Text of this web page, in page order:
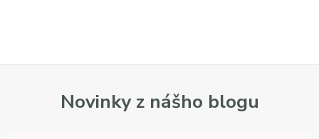
Novinky z nášho blogu